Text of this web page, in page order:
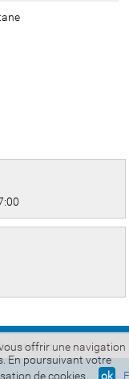
Internet
offrir une navigation
En poursuivant votre
de cookies.
ok